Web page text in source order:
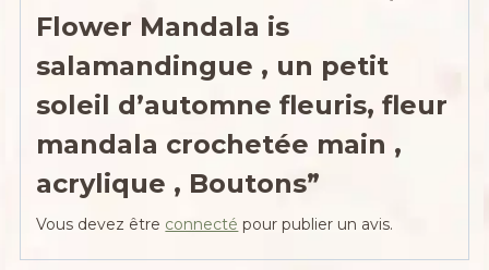
Flower Mandala is
salamandingue , un petit
soleil d’automne fleuris, fleur
mandala crochetée main ,
acrylique , Boutons”
Vous devez être connecté pour publier un avis.